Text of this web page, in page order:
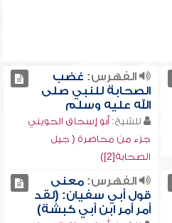
الفهرس: غضب
الصحابة للنبي صلى
الله عليه وسلم
للشيخ: أبو إسحاق الحويني
جزء من محاضرة ( جيل
الصحابة[2])
الفهرس:معنى
قول أبي سفيان: (لقد
أمر أمر ابن أبي كبشة)